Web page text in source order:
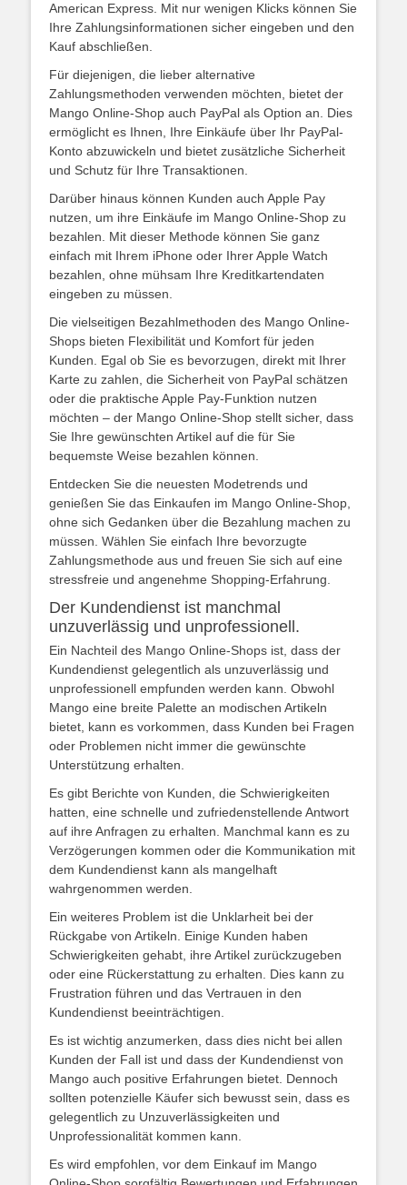
American Express. Mit nur wenigen Klicks können Sie
Ihre Zahlungsinformationen sicher eingeben und den
Kauf abschließen.
Für diejenigen, die lieber alternative
Zahlungsmethoden verwenden möchten, bietet der
Mango Online-Shop auch PayPal als Option an. Dies
ermöglicht es Ihnen, Ihre Einkäufe über Ihr PayPal-
Konto abzuwickeln und bietet zusätzliche Sicherheit
und Schutz für Ihre Transaktionen.
Darüber hinaus können Kunden auch Apple Pay
nutzen, um ihre Einkäufe im Mango Online-Shop zu
bezahlen. Mit dieser Methode können Sie ganz
einfach mit Ihrem iPhone oder Ihrer Apple Watch
bezahlen, ohne mühsam Ihre Kreditkartendaten
eingeben zu müssen.
Die vielseitigen Bezahlmethoden des Mango Online-
Shops bieten Flexibilität und Komfort für jeden
Kunden. Egal ob Sie es bevorzugen, direkt mit Ihrer
Karte zu zahlen, die Sicherheit von PayPal schätzen
oder die praktische Apple Pay-Funktion nutzen
möchten – der Mango Online-Shop stellt sicher, dass
Sie Ihre gewünschten Artikel auf die für Sie
bequemste Weise bezahlen können.
Entdecken Sie die neuesten Modetrends und
genießen Sie das Einkaufen im Mango Online-Shop,
ohne sich Gedanken über die Bezahlung machen zu
müssen. Wählen Sie einfach Ihre bevorzugte
Zahlungsmethode aus und freuen Sie sich auf eine
stressfreie und angenehme Shopping-Erfahrung.
Der Kundendienst ist manchmal
unzuverlässig und unprofessionell.
Ein Nachteil des Mango Online-Shops ist, dass der
Kundendienst gelegentlich als unzuverlässig und
unprofessionell empfunden werden kann. Obwohl
Mango eine breite Palette an modischen Artikeln
bietet, kann es vorkommen, dass Kunden bei Fragen
oder Problemen nicht immer die gewünschte
Unterstützung erhalten.
Es gibt Berichte von Kunden, die Schwierigkeiten
hatten, eine schnelle und zufriedenstellende Antwort
auf ihre Anfragen zu erhalten. Manchmal kann es zu
Verzögerungen kommen oder die Kommunikation mit
dem Kundendienst kann als mangelhaft
wahrgenommen werden.
Ein weiteres Problem ist die Unklarheit bei der
Rückgabe von Artikeln. Einige Kunden haben
Schwierigkeiten gehabt, ihre Artikel zurückzugeben
oder eine Rückerstattung zu erhalten. Dies kann zu
Frustration führen und das Vertrauen in den
Kundendienst beeinträchtigen.
Es ist wichtig anzumerken, dass dies nicht bei allen
Kunden der Fall ist und dass der Kundendienst von
Mango auch positive Erfahrungen bietet. Dennoch
sollten potenzielle Käufer sich bewusst sein, dass es
gelegentlich zu Unzuverlässigkeiten und
Unprofessionalität kommen kann.
Es wird empfohlen, vor dem Einkauf im Mango